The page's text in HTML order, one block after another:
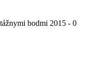
bodmi 2015 - 0